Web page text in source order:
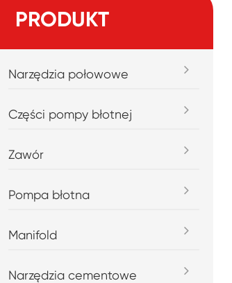
PRODUKT
Narzędzia połowowe
Części pompy błotnej
Zawór
Pompa błotna
Manifold
Narzędzia cementowe